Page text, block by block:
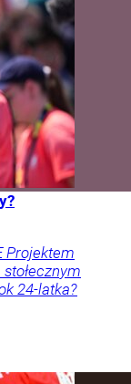
Projektem
24-latka?